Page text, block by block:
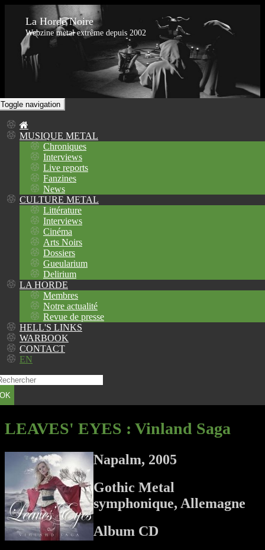
La Horde Noire
Webzine metal extrême depuis 2002
Toggle navigation
MUSIQUE METAL
Chroniques
Interviews
Live reports
Fanzines
News
CULTURE METAL
Littérature
Interviews
Cinéma
Arts Noirs
Dossiers
Gueularium
Delirium
LA HORDE
Membres
Notre actualité
Revue de presse
HELL'S LINKS
WARBOOK
CONTACT
EN
OK
LEAVES' EYES : Vinland Saga
Napalm, 2005
Gothic Metal
symphonique, Allemagne
Album CD